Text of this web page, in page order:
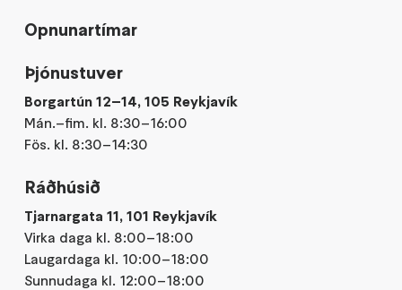
Opnunartímar
Þjónustuver
Borgartún 12–14, 105 Reykjavík
Mán.–fim. kl. 8:30–16:00
Fös. kl. 8:30–14:30
Ráðhúsið
Tjarnargata 11, 101 Reykjavík
Virka daga kl. 8:00–18:00
Laugardaga kl. 10:00–18:00
Sunnudaga kl. 12:00–18:00